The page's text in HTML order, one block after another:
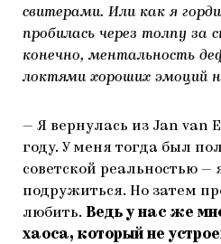
свитерами. Или как я
пробилась через толпу за
конечно, ментальность
локтями хороших эмоций
— Я вернулась из Jan van
году. У меня тогда был
советской реальностью —
подружиться. Но затем
любить. Ведь у нас же
хаоса, который не